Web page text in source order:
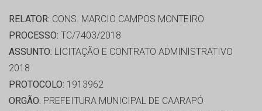
RELATOR: CONS. MARCIO CAMPOS MONTEIRO
PROCESSO: TC/7403/2018
ASSUNTO: LICITAÇÃO E CONTRATO ADMINISTRATIVO
2018
PROTOCOLO: 1913962
ORGÃO: PREFEITURA MUNICIPAL DE CAARAPÓ